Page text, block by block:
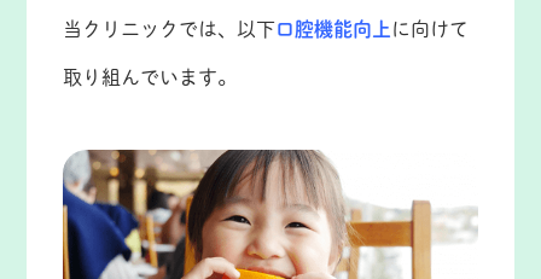
当クリニックでは、以下口腔機能向上 に向けて
取り組んでいます。